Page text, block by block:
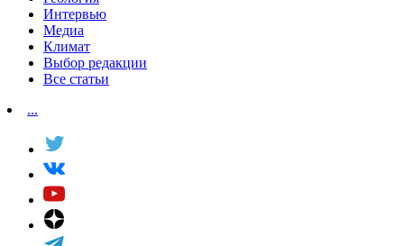
Интервью
Медиа
Климат
Выбор редакции
Все статьи
...